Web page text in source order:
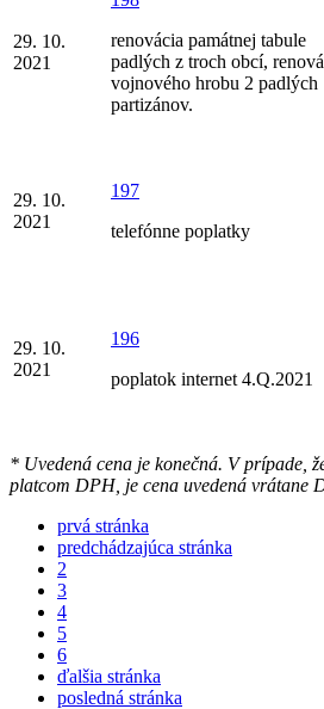
29. 10.
2021
renovácia památnej tabule
padlých z troch obcí,
vojnového hrobu 2 padlých
partizánov.
29. 10.
2021
197
telefónne poplatky
29. 10.
2021
196
poplatok internet 4.Q.2021
* Uvedená cena je konečná. V prípade,
platcom DPH, je cena uvedená vrátane
prvá stránka
predchádzajúca stránka
2
3
4
5
6
ďalšia stránka
posledná stránka